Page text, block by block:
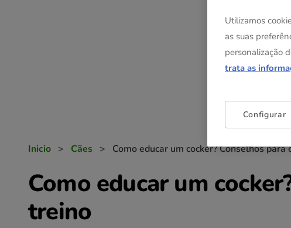
Inicio > Cães > Como educar um cocker? Conselhos para
Como educar um
treino
Utilizamos
as suas
personalização
trata as
Configurar